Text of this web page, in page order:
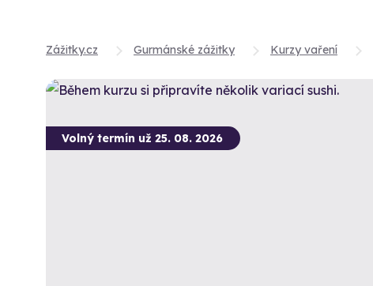
Zážitky.cz Gurmánské zážitky Kurzy vaření
Volný termín už 25. 08. 2026